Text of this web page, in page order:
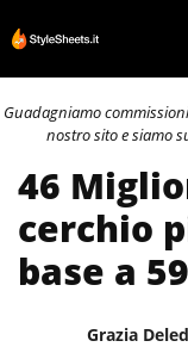
al
contenuto
Guadagniamo
nostro sito e siamo
46
cerchio
base a
Grazia